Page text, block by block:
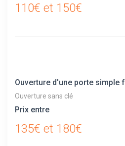
110€ et 150€
Ouverture d'une porte simple
Ouverture sans clé
Prix entre
135€ et 180€